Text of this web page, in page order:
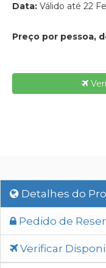
Data: Válido até 22
Preço por pessoa,
Detalhes do
Pedido de
Verificar